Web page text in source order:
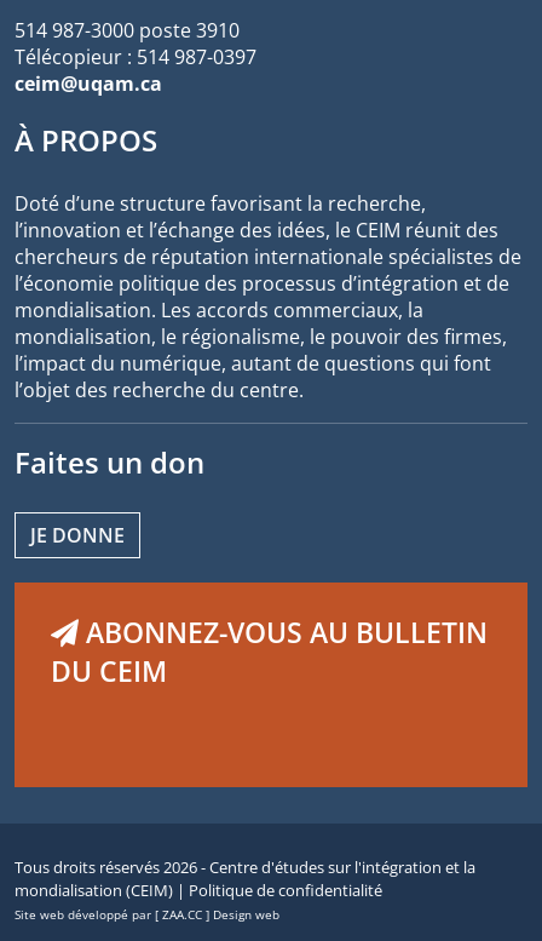
514 987-3000 poste 3910
Télécopieur : 514 987-0397
ceim@uqam.ca
À PROPOS
Doté d’une structure favorisant la recherche,
l’innovation et l’échange des idées, le CEIM réunit des
chercheurs de réputation internationale spécialistes de
l’économie politique des processus d’intégration et de
mondialisation. Les accords commerciaux, la
mondialisation, le régionalisme, le pouvoir des firmes,
l’impact du numérique, autant de questions qui font
l’objet des recherche du centre.
Faites un don
JE DONNE
ABONNEZ-VOUS AU BULLETIN
DU CEIM
Tous droits réservés 2026 - Centre d'études sur l'intégration et la
mondialisation (CEIM) | Politique de confidentialité
Site web développé par [ ZAA.CC ] Design web